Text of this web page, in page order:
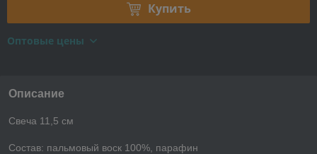
Купить
Оптовые цены
Описание
Свеча 11,5 см
Состав: пальмовый воск 100%, парафин